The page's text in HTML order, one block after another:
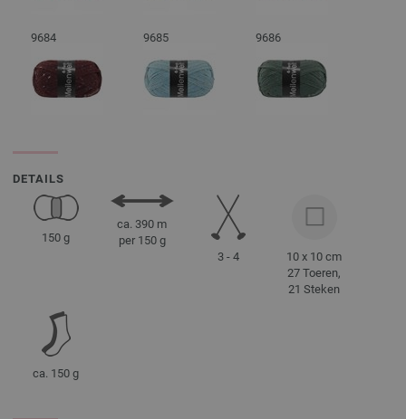
9684 9685 9686
DETAILS
150 g
ca. 390 m
per 150 g
3 - 4
10 x 10 cm
27 Toeren,
21 Steken
ca. 150 g